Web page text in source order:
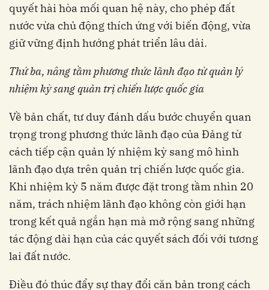
quyết hài hòa mối quan hệ này, cho phép đất
nước vừa chủ động thích ứng với biến động, vừa
giữ vững định hướng phát triển lâu dài.
Thứ ba, nâng tầm phương thức lãnh đạo từ quản lý
nhiệm kỳ sang quản trị chiến lược quốc gia
Về bản chất, tư duy đánh dấu bước chuyển quan
trọng trong phương thức lãnh đạo của Đảng từ
cách tiếp cận quản lý nhiệm kỳ sang mô hình
lãnh đạo dựa trên quản trị chiến lược quốc gia.
Khi nhiệm kỳ 5 năm được đặt trong tầm nhìn 20
năm, trách nhiệm lãnh đạo không còn giới hạn
trong kết quả ngắn hạn mà mở rộng sang những
tác động dài hạn của các quyết sách đối với tương
lai đất nước.
Điều đó thúc đẩy sự thay đổi căn bản trong cách